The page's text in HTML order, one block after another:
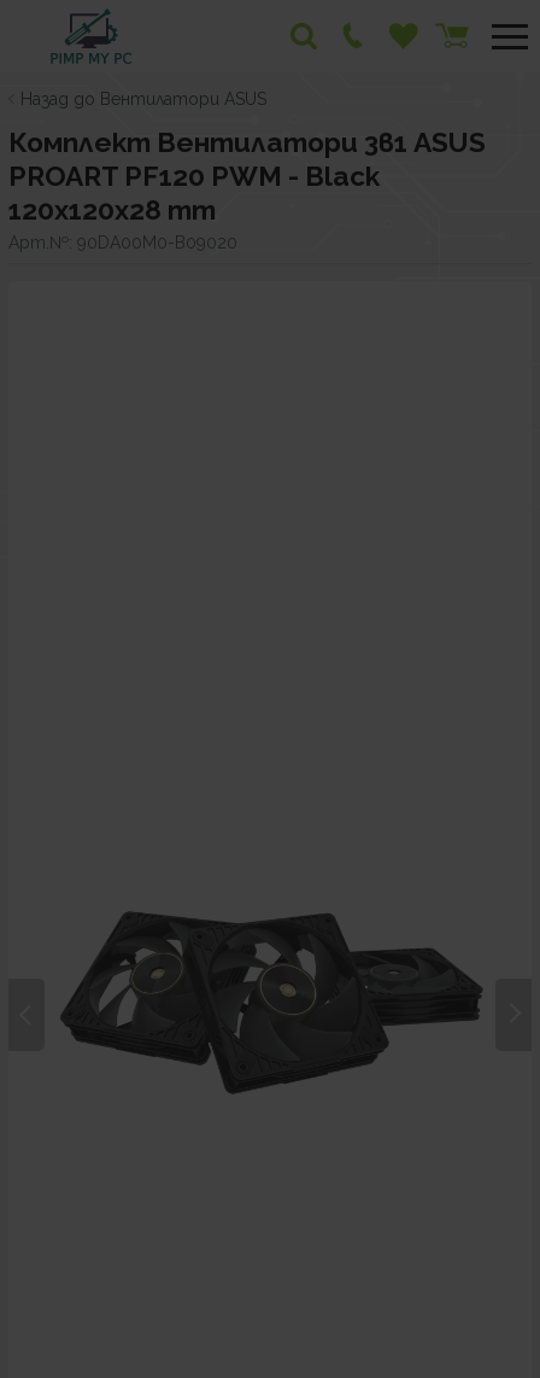
Назад до Вентилатори ASUS
Комплект Вентилатори 3в1 ASUS
PROART PF120 PWM - Black
120x120x28 mm
Арт.№: 90DA00M0-B09020